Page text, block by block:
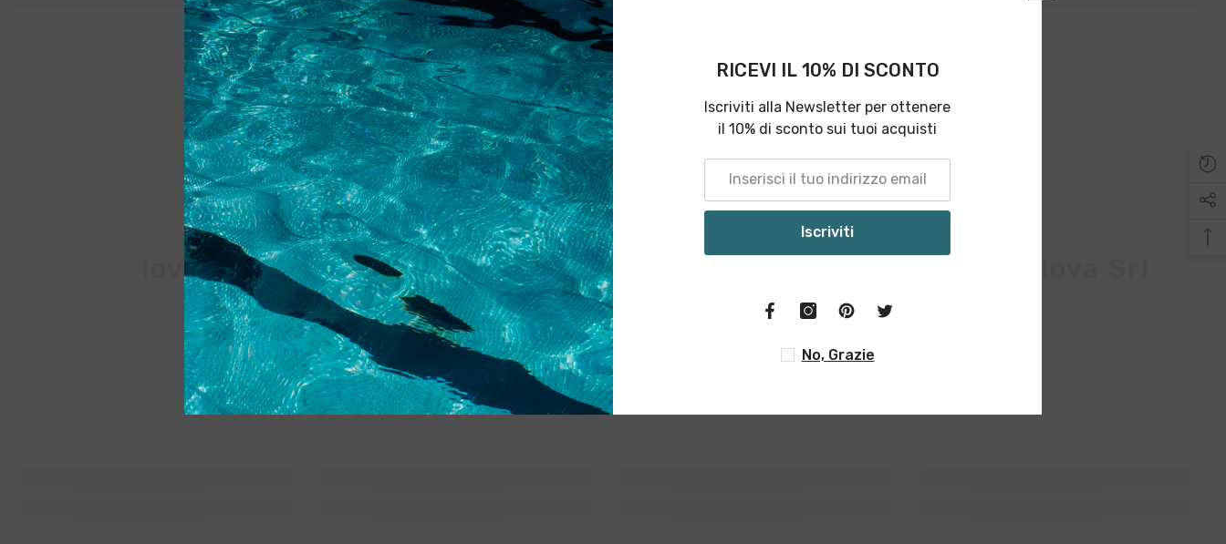
Related Products
Vita Nova Srl Vita Nova Srl
RICEVI IL 10% DI SCONTO
Iscriviti alla Newsletter per ottenere
il 10% di sconto sui tuoi acquisti
Iscriviti
No, Grazie